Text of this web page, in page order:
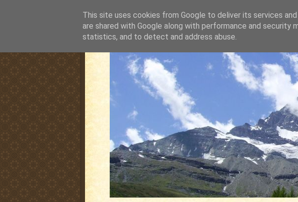
pluskiewicz.blogspot.com
This site uses cookies from Google to deliver its services
are shared with Google along with performance and
statistics, and to detect and address abuse.